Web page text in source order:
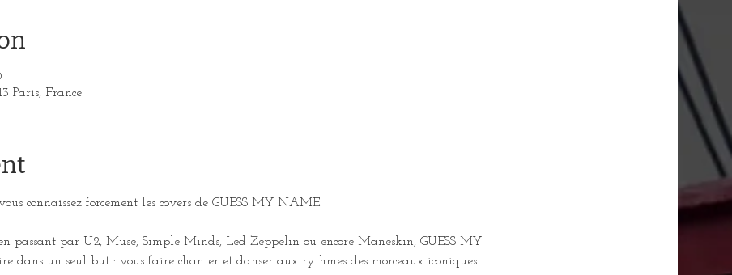
Paris, France
connaissez forcement les covers de GUESS MY NAME.
en passant par U2, Muse, Simple Minds, Led Zeppelin ou encore Maneskin, GUESS MY
dans un seul but : vous faire chanter et danser aux rythmes des morceaux iconiques.